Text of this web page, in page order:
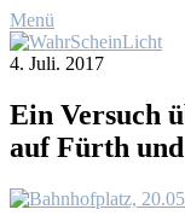
Menü
4. Juli. 2017
Ein Ver­such
auf Fürth